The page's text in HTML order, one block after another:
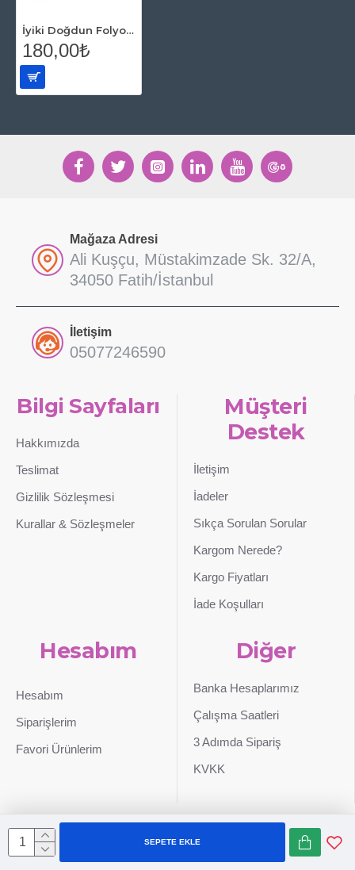
SEPETE EKLE
İyiki Doğdun Folyo Balon Seti Gümüş
180,00₺
Mağaza Adresi
Ali Kuşçu, Müstakimzade Sk. 32/A,
34050 Fatih/İstanbul
İletişim
05077246590
Bilgi Sayfaları
Hakkımızda
Teslimat
Gizlilik Sözleşmesi
Kurallar & Sözleşmeler
Müşteri
Destek
İletişim
İadeler
Sıkça Sorulan Sorular
Kargom Nerede?
Kargo Fiyatları
İade Koşulları
Hesabım
Hesabım
Siparişlerim
Favori Ürünlerim
Diğer
Banka Hesaplarımız
Çalışma Saatleri
3 Adımda Sipariş
KVKK
Sepetim 0507 724 65 90 Whatsapp